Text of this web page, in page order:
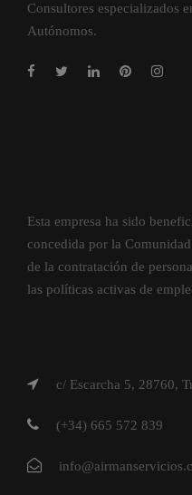
Consultores especializados
Autónomos.
Esta empresa ha sido
concedida por la
de la contratación de
las políticas activas de
c/ Escarcha 5, 28760,
(+34) 665 572 839